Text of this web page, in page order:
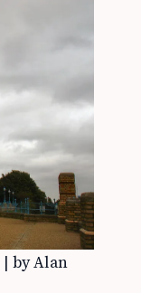
| by Alan